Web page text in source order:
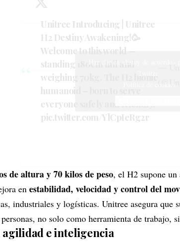
Unitree Introducing | Unitree
H2 Destiny Awakening!🥳
Welcome to this world —
standing 180cm tall and
weighing 70kg. The H2 bionic
humanoid – born to serve
everyone safely and friendly.
pic.twitter.com/YlCpIeRg2r
—
Haz clic en «Estoy de acuerdo»
Política de cookies
de altura y 70 kilos de peso, el H2 supone un
en estabilidad, velocidad y control del
industriales y logísticas. Unitree asegura que
no solo como herramienta de trabajo,
agilidad e inteligencia